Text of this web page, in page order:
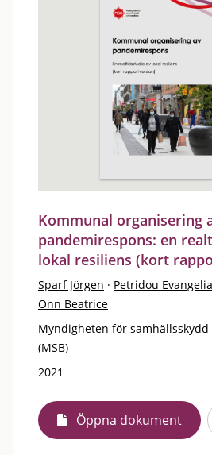
Kommunal organisering
pandemirespons: en
lokal resiliens (kort
Sparf Jörgen · Petridou Evangelia
Onn Beatrice
Myndigheten för samhällsskydd
(MSB)
2021
Öppna dokument